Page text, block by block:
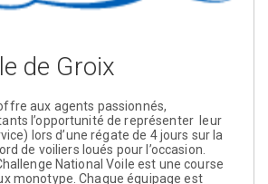
de Groix
aux agents passionnés,
l’opportunité de représenter leur
lors d’une régate de 4 jours sur la
de voiliers loués pour l’occasion.
National Voile est une course
monotype. Chaque équipage est